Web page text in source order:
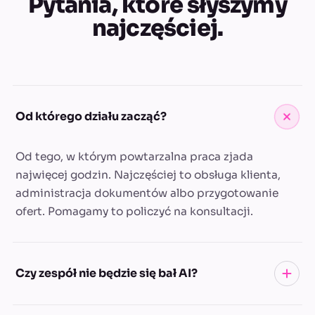
najczęściej.
Od którego działu zacząć?
Od tego, w którym powtarzalna praca zjada
najwięcej godzin. Najczęściej to obsługa klienta,
administracja dokumentów albo przygotowanie
ofert. Pomagamy to policzyć na konsultacji.
Czy zespół nie będzie się bał AI?